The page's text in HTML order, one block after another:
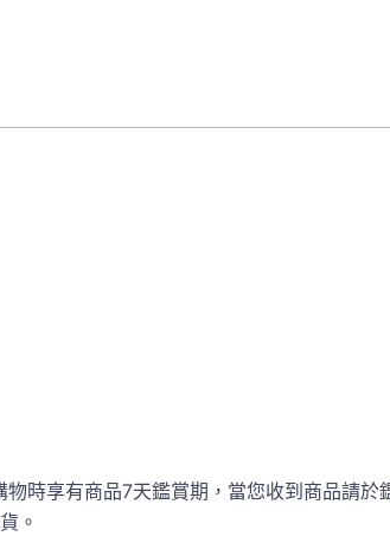
時享有商品7天鑑賞期，當您收到商品請
。